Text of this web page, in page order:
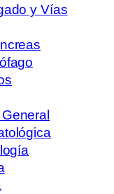
y Vías